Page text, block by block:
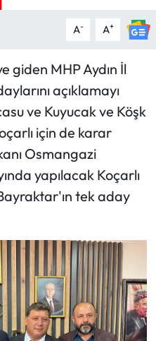
A- A+
giden MHP Aydın İl
açıklamayı
ve Kuyucak ve Köşk
için de karar
Osmangazi
yapılacak Koçarlı
tek aday